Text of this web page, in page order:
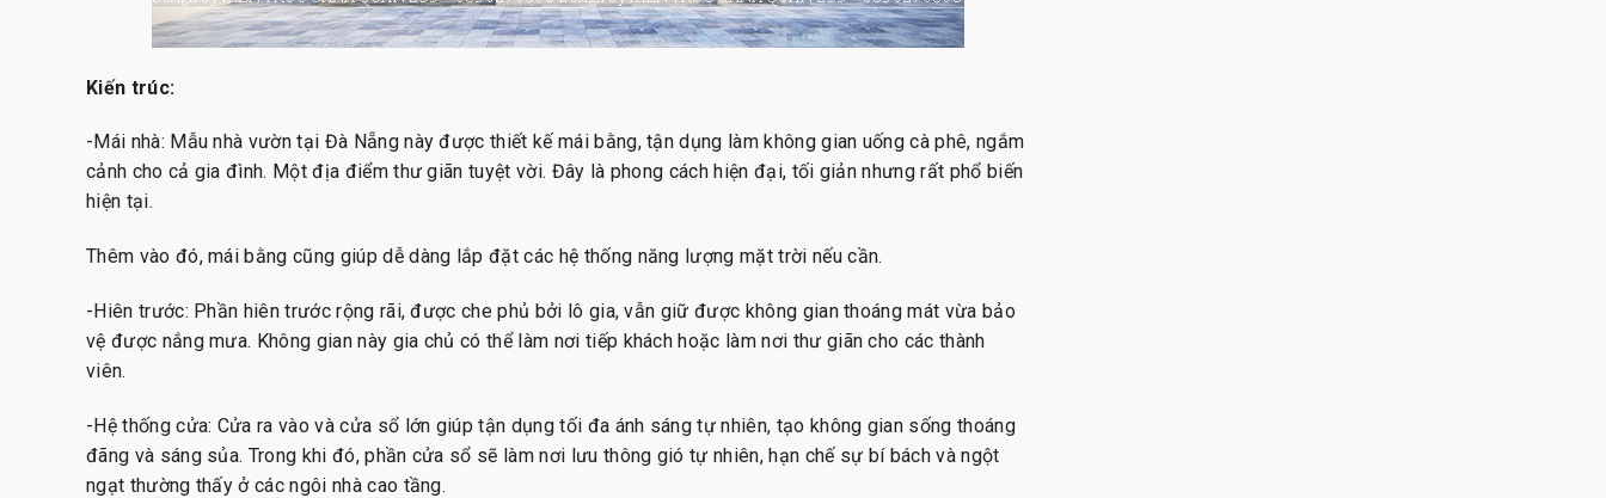
Kiến trúc:
-Mái nhà: Mẫu nhà vườn tại Đà Nẵng này được thiết kế mái bằng, tận dụng làm không gian uống cà phê, ngắm
cảnh cho cả gia đình. Một địa điểm thư giãn tuyệt vời. Đây là phong cách hiện đại, tối giản nhưng rất phổ biến
hiện tại.
Thêm vào đó, mái bằng cũng giúp dễ dàng lắp đặt các hệ thống năng lượng mặt trời nếu cần.
-Hiên trước: Phần hiên trước rộng rãi, được che phủ bởi lô gia, vẫn giữ được không gian thoáng mát vừa bảo
vệ được nắng mưa. Không gian này gia chủ có thể làm nơi tiếp khách hoặc làm nơi thư giãn cho các thành
viên.
-Hệ thống cửa: Cửa ra vào và cửa sổ lớn giúp tận dụng tối đa ánh sáng tự nhiên, tạo không gian sống thoáng
đãng và sáng sủa. Trong khi đó, phần cửa sổ sẽ làm nơi lưu thông gió tự nhiên, hạn chế sự bí bách và ngột
ngạt thường thấy ở các ngôi nhà cao tầng.